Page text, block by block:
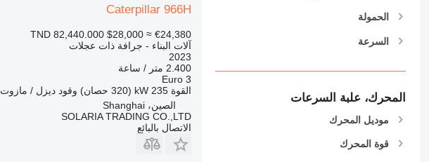
434
444
826
908
910
الحمولة
السرعة
المحرك، علبة السرعات
موديل المحرك
قوة المحرك
Caterpillar 966H
TND 82,440.000 $28,000 ≈ €24,380
آلات البناء - جرافة ذات عجلات
2023
2.400 متر / ساعة
Euro 3
القوة 235 kW (320 حصان) وقود ديزل / مازوت
الصين، Shanghai
SOLARIA TRADING CO.,LTD
الاتصال بالبائع